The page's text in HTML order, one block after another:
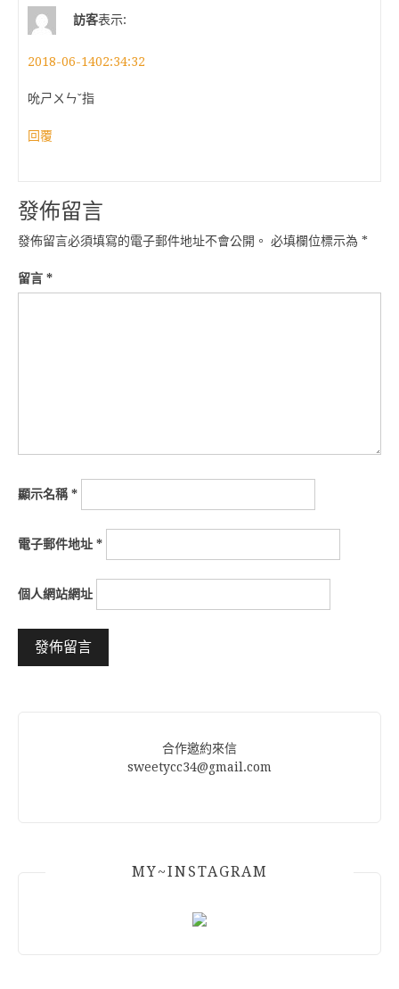
訪客表示:
2018-06-1402:34:32
吮ㄕㄨㄣˇ指
回覆
發佈留言
發佈留言必須填寫的電子郵件地址不會公開。 必填欄位標示為 *
留言 *
顯示名稱*
電子郵件地址 *
個人網站網址
合作邀約來信
sweetycc34@gmail.com
MY~INSTAGRAM